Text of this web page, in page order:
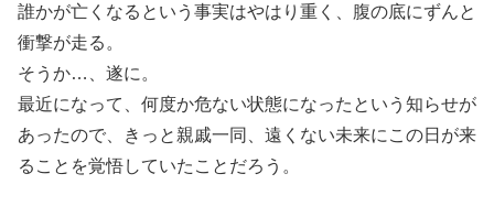
誰かが亡くなるという事実はやはり重く、腹の底にずんと
衝撃が走る。
そうか…、遂に。
最近になって、何度か危ない状態になったという知らせが
あったので、きっと親戚一同、遠くない未来にこの日が来
ることを覚悟していたことだろう。